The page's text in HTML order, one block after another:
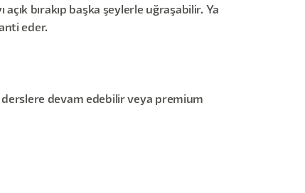
bırakıp başka şeylerle uğraşabilir. Ya
eder.
devam edebilir veya premium